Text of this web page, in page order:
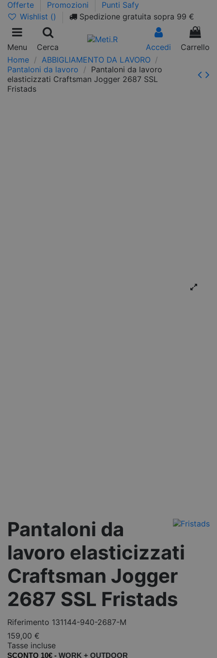
Offerte Promozioni
Punti Safy
Wishlist () Spedizione gratuita sopra 99 €
Menu Cerca Accedi
0
Carrello
Home
ABBIGLIAMENTO DA LAVORO
Pantaloni da lavoro
Pantaloni da lavoro
elasticizzati Craftsman Jogger 2687 SSL
Fristads
Pantaloni da
lavoro elasticizzati
Craftsman Jogger
2687 SSL Fristads
Riferimento 131144-940-2687-M
159,00 €
Tasse incluse
SCONTO 10€ - WORK + OUTDOOR